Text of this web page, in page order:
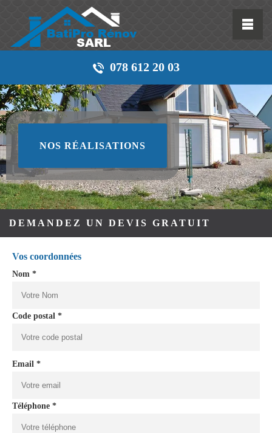
078 612 20 03
NOS RÉALISATIONS
DEMANDEZ UN DEVIS GRATUIT
Vos coordonnées
Nom *
Code postal *
Email *
Téléphone *